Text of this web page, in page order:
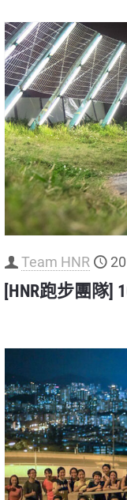
Team HNR
[HNR跑步團隊]